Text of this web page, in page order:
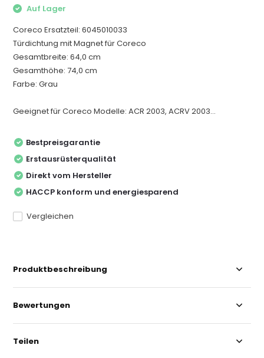
Auf Lager
Coreco Ersatzteil: 6045010033
Türdichtung mit Magnet für Coreco
Gesamtbreite: 64,0 cm
Gesamthöhe: 74,0 cm
Farbe: Grau
Geeignet für Coreco Modelle: ACR 2003, ACRV 2003...
Bestpreisgarantie
Erstausrüsterqualität
Direkt vom Hersteller
HACCP konform und energiesparend
Vergleichen
Produktbeschreibung
Bewertungen
Teilen